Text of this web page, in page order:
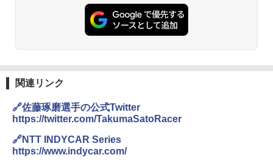
関連リンク
🔗佐藤琢磨選手の公式Twitter
https://twitter.com/TakumaSatoRacer
🔗NTT INDYCAR Series
https://www.indycar.com/